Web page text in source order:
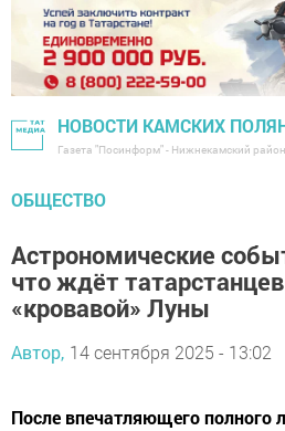
НОВОСТИ КАМСКИХ
Газета "Посинформ" - Нижнекамский район
ОБЩЕСТВО
Астрономические
что ждёт
«кровавой» Луны
Автор, 14 сентября 2025 - 13:02
После впечатляющего полного